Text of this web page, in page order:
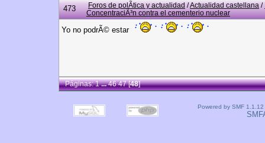
473 Foros de polÃ­tica y actualidad/Actualidad castellana/
ConcentraciÃ³n contra el cementerio nuclear
Yo no podrÃ© estar
Páginas:1 ...46 47[48]
Powered by SMF 1.1.12